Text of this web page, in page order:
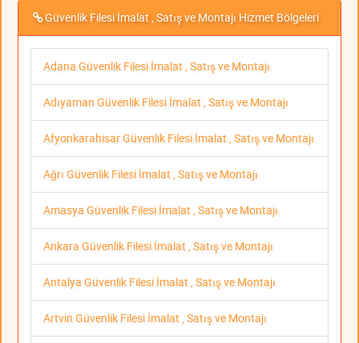
Güvenlik Filesi İmalat , Satış ve Montajı Hizmet Bölgeleri
Adana Güvenlik Filesi İmalat , Satış ve Montajı
Adıyaman Güvenlik Filesi İmalat , Satış ve Montajı
Afyonkarahisar Güvenlik Filesi İmalat , Satış ve Montajı
Ağrı Güvenlik Filesi İmalat , Satış ve Montajı
Amasya Güvenlik Filesi İmalat , Satış ve Montajı
Ankara Güvenlik Filesi İmalat , Satış ve Montajı
Antalya Güvenlik Filesi İmalat , Satış ve Montajı
Artvin Güvenlik Filesi İmalat , Satış ve Montajı